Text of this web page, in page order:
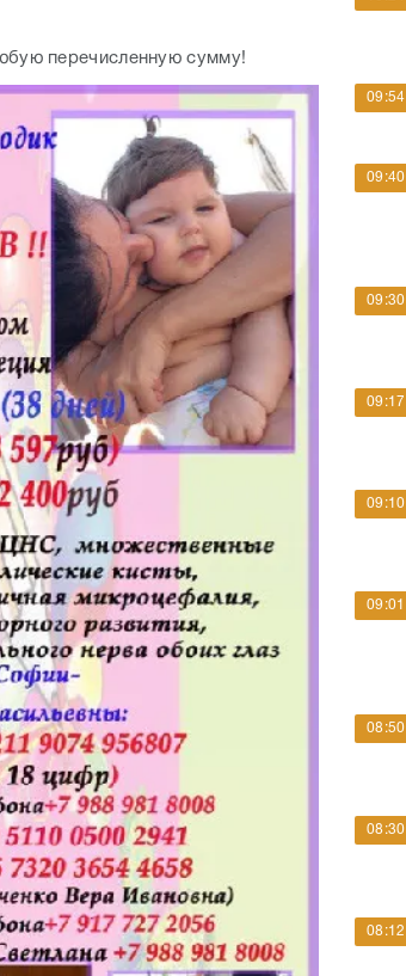
перечисленную сумму!
09:54
09:40
09:30
09:17
09:10
09:01
08:50
08:30
08:12